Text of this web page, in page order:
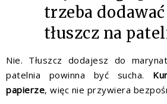
trzeba dodawać
tłuszcz na
Nie. Tłuszcz dodajesz do
patelnia powinna być sucha.
papierze, więc nie przywiera